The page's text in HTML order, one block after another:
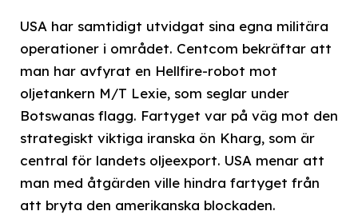
USA har samtidigt utvidgat sina egna militära
operationer i området. Centcom bekräftar att
man har avfyrat en Hellfire-robot mot
oljetankern M/T Lexie, som seglar under
Botswanas flagg. Fartyget var på väg mot den
strategiskt viktiga iranska ön Kharg, som är
central för landets oljeexport. USA menar att
man med åtgärden ville hindra fartyget från
att bryta den amerikanska blockaden.